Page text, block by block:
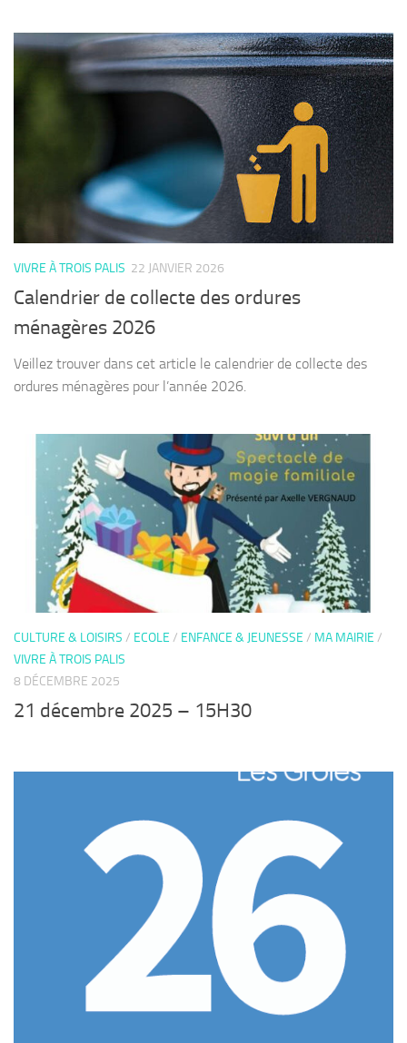
VIVRE À TROIS PALIS 22 JANVIER 2026
Calendrier de collecte des ordures
ménagères 2026
Veillez trouver dans cet article le calendrier de collecte des
ordures ménagères pour l’année 2026.
CULTURE & LOISIRS / ECOLE / ENFANCE & JEUNESSE / MA MAIRIE /
VIVRE À TROIS PALIS
8 DÉCEMBRE 2025
21 décembre 2025 – 15H30